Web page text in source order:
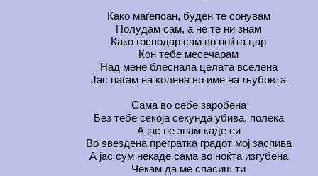
Како маѓепсан, буден те сонувам
Полудам сам, а не те ни знам
Како господар сам во ноќта цар
Кон тебе месечарам
Над мене блеснала целата вселена
Јас паѓам на колена во име на љубовта
Сама во себе заробена
Без тебе секоја секунда убива, полека
А јас не знам каде си
Во ѕвездена прегратка градот мој заспива
А јас сум некаде сама во ноќта изгубена
Чекам да ме спасиш ти